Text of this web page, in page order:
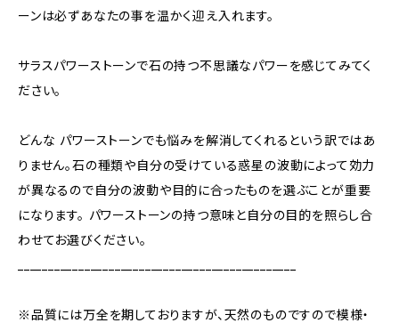
ーンは必ずあなたの事を温かく迎え入れます。
サラスパワーストーンで石の持つ不思議なパワーを感じてみてく
ださい。
どんな パワーストーンでも悩みを解消してくれるという訳ではあ
りません。石の種類や自分の受けている惑星の波動によって効力
が異なるので自分の波動や目的に合ったものを選ぶことが重要
になります。 パワーストーンの持つ意味と自分の目的を照らし合
わせてお選びください。
※品質には万全を期しておりますが、天然のものですので模様・